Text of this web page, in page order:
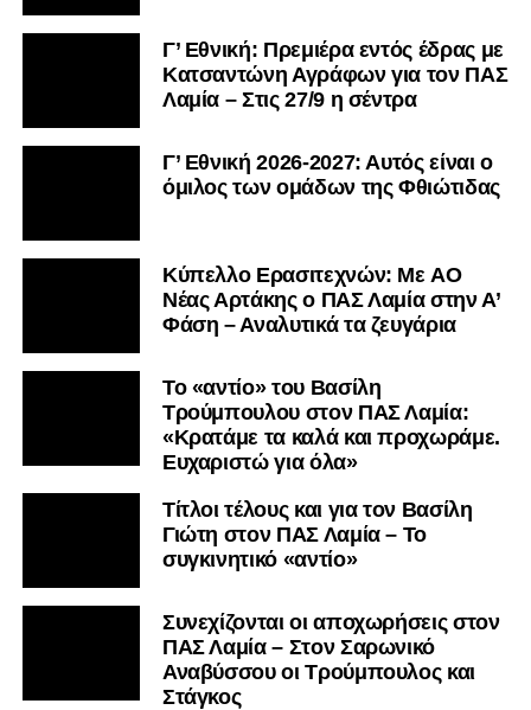
Γ’ Εθνική: Πρεμιέρα εντός έδρας με
Κατσαντώνη Αγράφων για τον ΠΑΣ
Λαμία – Στις 27/9 η σέντρα
Γ’ Εθνική 2026-2027: Αυτός είναι ο
όμιλος των ομάδων της Φθιώτιδας
Kύπελλο Ερασιτεχνών: Με AO
Nέας Αρτάκης ο ΠΑΣ Λαμία στην Α’
Φάση – Αναλυτικά τα ζευγάρια
Το «αντίο» του Βασίλη
Τρούμπουλου στον ΠΑΣ Λαμία:
«Κρατάμε τα καλά και προχωράμε.
Ευχαριστώ για όλα»
Τίτλοι τέλους και για τον Βασίλη
Γιώτη στον ΠΑΣ Λαμία – Το
συγκινητικό «αντίο»
Συνεχίζονται οι αποχωρήσεις στον
ΠΑΣ Λαμία – Στον Σαρωνικό
Αναβύσσου οι Τρούμπουλος και
Στάγκος